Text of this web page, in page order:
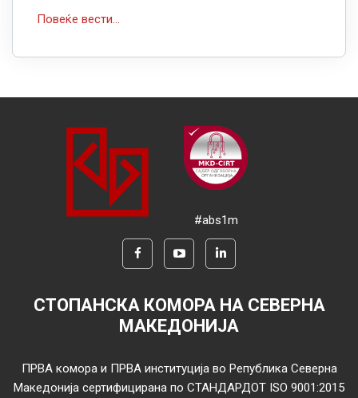
Повеќе вести...
#abs1m
СТОПАНСКА КОМОРА НА СЕВЕРНА
МАКЕДОНИЈА
ПРВА комора и ПРВА институција во Република Северна
Македонија сертифицирана по СТАНДАРДОТ ISO 9001:2015